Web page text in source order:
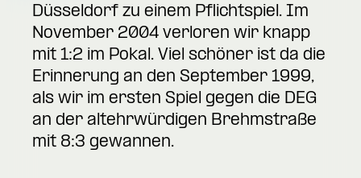
Düsseldorf zu einem Pflichtspiel. Im
November 2004 verloren wir knapp
mit 1:2 im Pokal. Viel schöner ist da die
Erinnerung an den September 1999,
als wir im ersten Spiel gegen die DEG
an der altehrwürdigen Brehmstraße
mit 8:3 gewannen.